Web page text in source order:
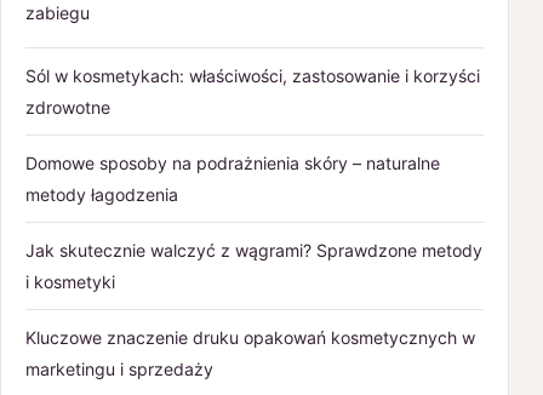
zabiegu
Sól w kosmetykach: właściwości, zastosowanie i korzyści
zdrowotne
Domowe sposoby na podrażnienia skóry – naturalne
metody łagodzenia
Jak skutecznie walczyć z wągrami? Sprawdzone metody
i kosmetyki
Kluczowe znaczenie druku opakowań kosmetycznych w
marketingu i sprzedaży